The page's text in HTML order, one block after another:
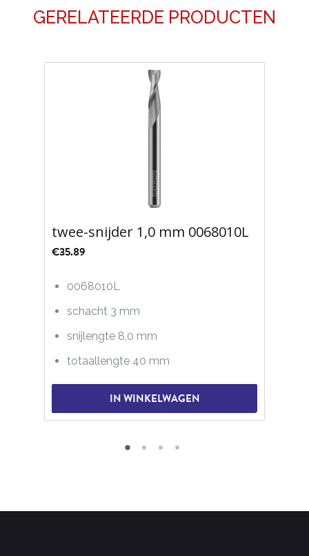
GERELATEERDE PRODUCTEN
twee-snijder 1,0 mm 0068010L
€35.89
0068010L
schacht 3 mm
snijlengte 8,0 mm
totaallengte 40 mm
IN WINKELWAGEN